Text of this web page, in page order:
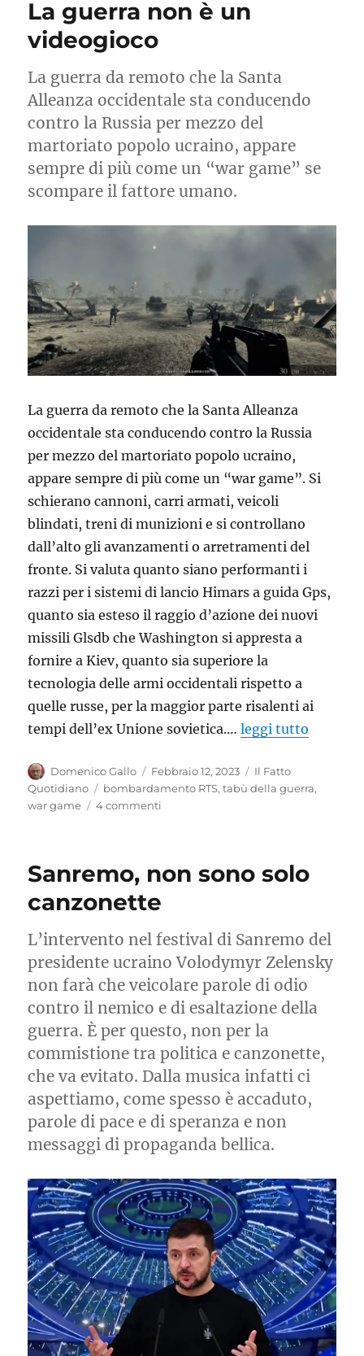
Consiglio
La guerra non è un
videogioco
La guerra da remoto che la Santa
Alleanza occidentale sta conducendo
contro la Russia per mezzo del
martoriato popolo ucraino, appare
sempre di più come un “war game” se
scompare il fattore umano.
La guerra da remoto che la Santa Alleanza
occidentale sta conducendo contro la Russia
per mezzo del martoriato popolo ucraino,
appare sempre di più come un “war game”. Si
schierano cannoni, carri armati, veicoli
blindati, treni di munizioni e si controllano
dall’alto gli avanzamenti o arretramenti del
fronte. Si valuta quanto siano performanti i
razzi per i sistemi di lancio Himars a guida Gps,
quanto sia esteso il raggio d’azione dei nuovi
missili Glsdb che Washington si appresta a
fornire a Kiev, quanto sia superiore la
tecnologia delle armi occidentali rispetto a
quelle russe, per la maggior parte risalenti ai
tempi dell’ex Unione sovietica.…leggi tutto
Autore
Domenico Gallo
Pubblicato
il
Febbraio 12, 2023 Categorie
Il Fatto
Quotidiano
Tag
bombardamento RTS,tabù della guerra,
war game
4 commenti
è
Sanremo, non sono solo
canzonette
L’intervento nel festival di Sanremo del
presidente ucraino Volodymyr Zelensky
non farà che veicolare parole di odio
contro il nemico e di esaltazione della
guerra. È per questo, non per la
commistione tra politica e canzonette,
che va evitato. Dalla musica infatti ci
aspettiamo, come spesso è accaduto,
parole di pace e di speranza e non
messaggi di propaganda bellica.